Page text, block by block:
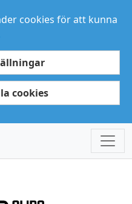
cookies för att kunna
cookies